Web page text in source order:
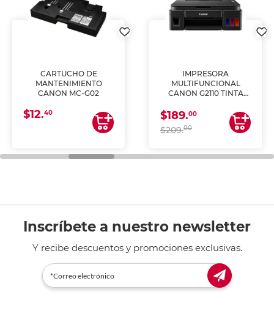
CARTUCHO DE
MANTENIMIENTO
CANON MC-G02
$12.40
IMPRESORA
MULTIFUNCIONAL
CANON G2110 TINTA
$189.00
$209.00
Inscríbete a nuestro newsletter
Y recibe descuentos y promociones exclusivas.